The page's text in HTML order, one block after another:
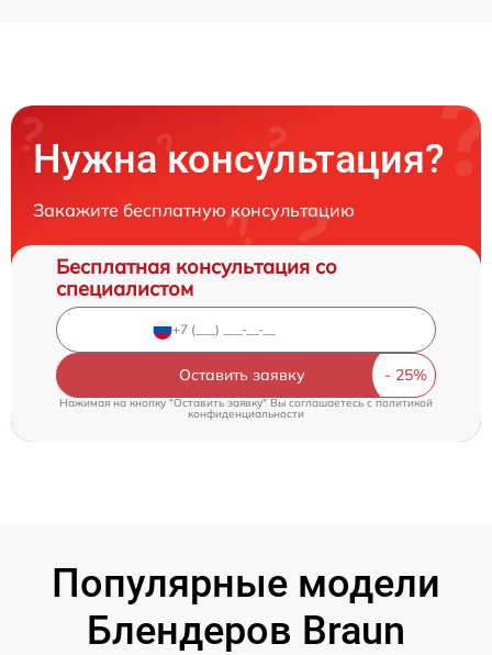
Нужна консультация?
Закажите бесплатную консультацию
Бесплатная консультация со
специалистом
Оставить заявку
Нажимая на кнопку "Оставить заявку" Вы соглашаетесь cполитикой
конфиденциальности
Популярные модели
Блендеров Braun